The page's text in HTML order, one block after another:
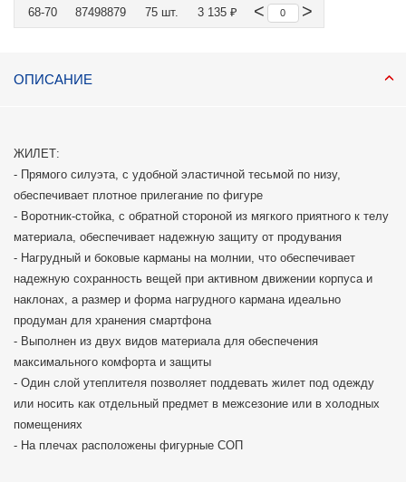
68-70 87498879 75 шт. 3 135 ₽ < >
ОПИСАНИЕ
ЖИЛЕТ:
- Прямого силуэта, с удобной эластичной тесьмой по низу,
обеспечивает плотное прилегание по фигуре
- Воротник-стойка, с обратной стороной из мягкого приятного к телу
материала, обеспечивает надежную защиту от продувания
- Нагрудный и боковые карманы на молнии, что обеспечивает
надежную сохранность вещей при активном движении корпуса и
наклонах, а размер и форма нагрудного кармана идеально
продуман для хранения смартфона
- Выполнен из двух видов материала для обеспечения
максимального комфорта и защиты
- Один слой утеплителя позволяет поддевать жилет под одежду
или носить как отдельный предмет в межсезоние или в холодных
помещениях
- На плечах расположены фигурные СОП